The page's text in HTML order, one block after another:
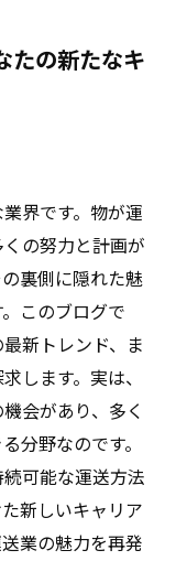
たの新たなキ
界です。物が運
の努力と計画が
裏側に隠れた魅
このブログで
新トレンド、ま
します。実は、
会があり、多く
分野なのです。
可能な運送方法
新しいキャリア
業の魅力を再発